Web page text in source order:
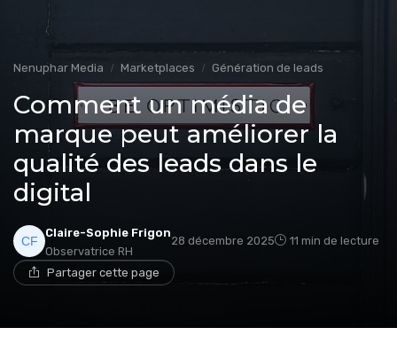
Nenuphar Media Marketplaces Génération de leads
Comment un média de
marque peut améliorer la
qualité des leads dans le
digital
Claire-Sophie Frigon
Observatrice RH
28 décembre 2025 11 min de lecture
Partager cette page